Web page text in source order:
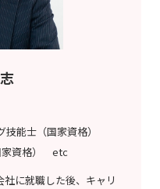
能士（国家資格）
家資格） etc
に就職した後、キャリ